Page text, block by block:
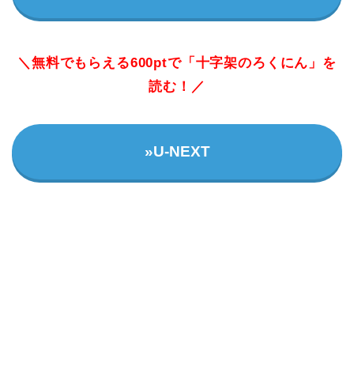
＼無料でもらえる600ptで「十字架のろくにん」を
読む！／
»U-NEXT